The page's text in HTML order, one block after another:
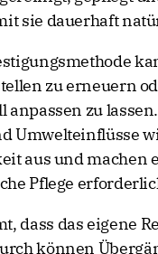
sie dauerhaft
zu erneuern
anpassen zu
Umwelteinflüsse
aus und machen
Pflege
dass das eigene
können